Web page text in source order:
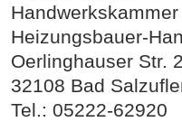
Heizungsbauer-
Oerlinghauser Str.
32108 Bad
Tel.: 05222-62920